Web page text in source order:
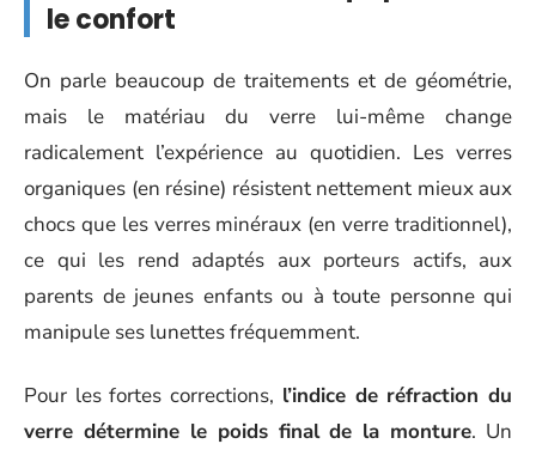
le confort
On parle beaucoup de traitements et de géométrie,
mais le matériau du verre lui-même change
radicalement l’expérience au quotidien. Les verres
organiques (en résine) résistent nettement mieux aux
chocs que les verres minéraux (en verre traditionnel),
ce qui les rend adaptés aux porteurs actifs, aux
parents de jeunes enfants ou à toute personne qui
manipule ses lunettes fréquemment.
Pour les fortes corrections, l’indice de réfraction du
verre détermine le poids final de la monture. Un